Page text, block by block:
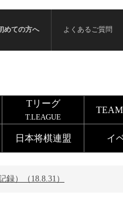
めての方へ よくあるご質問
Tリーグ
T.LEAGUE
日本将棋連盟 イ
録）（18.8.31）